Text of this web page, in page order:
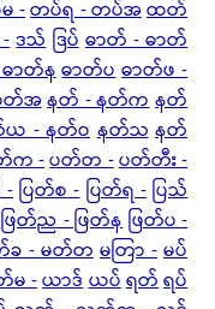
-တပ်ရ - တပ်အထတ်
ဒသ် ဒြပ် ဓာတ် - ဓာတ်
ာတ်နဓာတ်ပဓာတ်ဖ -
တ်အနတ် - နတ်ကနတ်
- နတ်ဝ နတ်သ နတ်
က -ပတ်တ -ပတ်တီး -
- ပြတ်စ - ပြတ်ရ - ပြသ်
ဖြတ်ည - ဖြတ်နဖြတ်ပ -
ခ - မတ်တ မတြာ - မပ်
မ -ယာဒ်ယပ်ရတ်ရပ်